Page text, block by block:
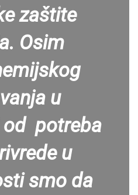
zaštite
Osim
u
potreba
u
smo da